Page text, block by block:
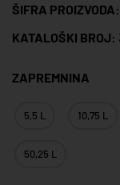
ŠIFRA PROIZVODA:
KATALOŠKI BROJ:
ZAPREMNINA
5,5 L 10,75 L
50,25 L